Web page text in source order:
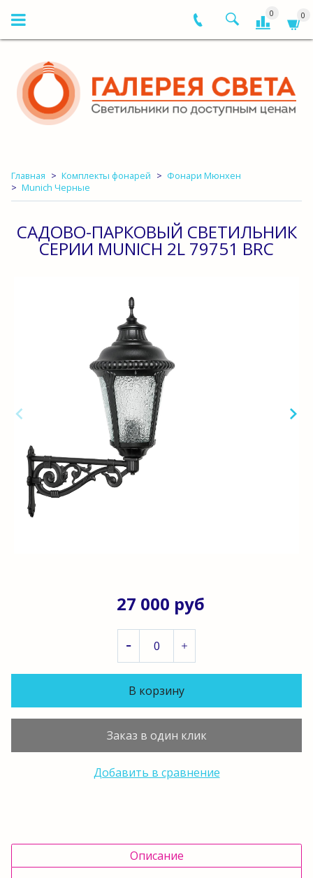
0 0
Главная Комплекты фонарей
Фонари Мюнхен
Munich Черные
САДОВО-ПАРКОВЫЙ СВЕТИЛЬНИК
СЕРИИ MUNICH 2L 79751 BRC
27 000 руб
В корзину
Заказ в один клик
Добавить в сравнение
Описание